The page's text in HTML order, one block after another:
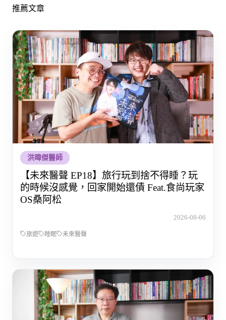
推薦文章
洪暐傑醫師
【未來醫聲 EP18】旅行玩到捨不得睡？玩
的時候沒感覺，回家開始還債 Feat.食尚玩家
OS桑阿松
2026-08-06
旅遊 睡眠 未來醫聲